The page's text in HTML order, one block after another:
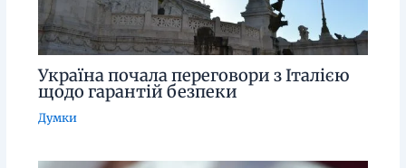
Україна почала переговори з Італією
щодо гарантій безпеки
Думки